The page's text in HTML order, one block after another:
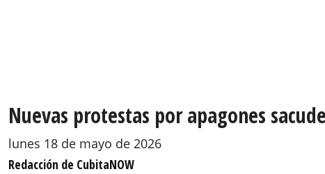
Nuevas protestas por apagones
lunes 18 de mayo de 2026
Redacción de CubitaNOW